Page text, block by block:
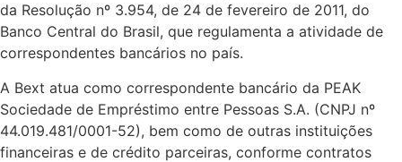
da Resolução nº 3.954, de 24 de fevereiro de 2011, do
Banco Central do Brasil, que regulamenta a atividade de
correspondentes bancários no país.
A Bext atua como correspondente bancário da PEAK
Sociedade de Empréstimo entre Pessoas S.A. (CNPJ nº
44.019.481/0001-52), bem como de outras instituições
financeiras e de crédito parceiras, conforme contratos